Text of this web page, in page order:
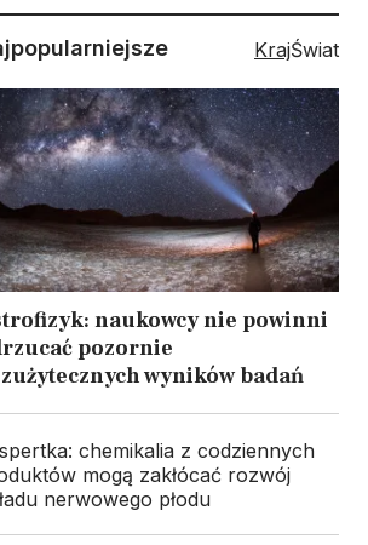
KrajŚwiat
naukowcy nie powinni
pozornie
wyników badań
chemikalia z codziennych
mogą zakłócać rozwój
nerwowego płodu